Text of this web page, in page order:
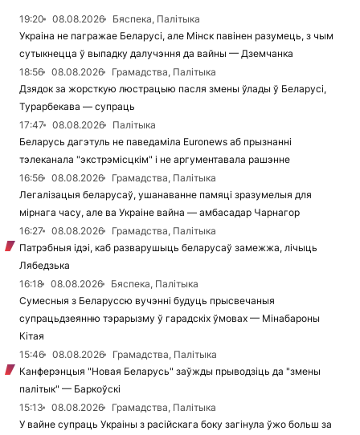
19:20 08.08.2026
Бяспека, Палітыка
Украіна не пагражае Беларусі, але Мінск павінен разумець, з чым
сутыкнецца ў выпадку далучэння да вайны — Дземчанка
18:56
08.08.2026
Грамадства, Палітыка
Дзядок за жорсткую люстрацыю пасля змены ўлады ў Беларусі,
Турарбекава — супраць
17:47
08.08.2026
Палітыка
Беларусь дагэтуль не паведаміла Euronews аб прызнанні
тэлеканала "экстрэмісцкім" і не аргументавала рашэнне
16:56
08.08.2026
Грамадства, Палітыка
Легалізацыя беларусаў, ушанаванне памяці зразумелыя для
мірнага часу, але ва Украіне вайна — амбасадар Чарнагор
16:27
08.08.2026
Грамадства, Палітыка
Патрэбныя ідэі, каб разварушыць беларусаў замежжа, лічыць
Лябедзька
16:18
08.08.2026
Бяспека, Палітыка
Сумесныя з Беларуссю вучэнні будуць прысвечаныя
супрацьдзеянню тэрарызму ў гарадскіх ўмовах — Мінабароны
Кітая
15:46
08.08.2026
Грамадства, Палітыка
Канферэнцыя "Новая Беларусь" заўжды прыводзіць да "змены
палітык" — Баркоўскі
15:13
08.08.2026
Грамадства, Палітыка
У вайне супраць Украіны з расійскага боку загінула ўжо больш за